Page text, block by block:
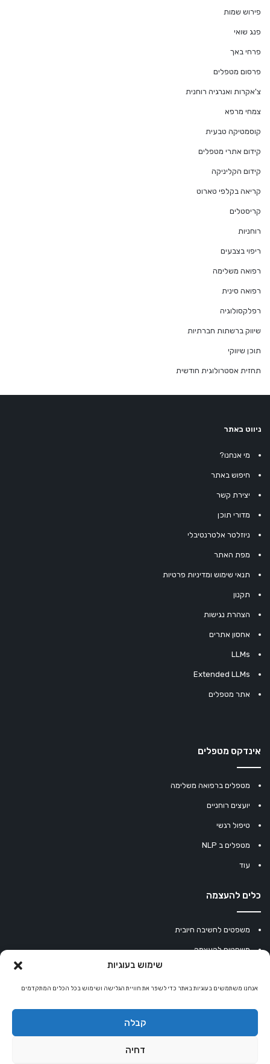
שימוש בעוגיות
אנחנו משתמשים בעוגיות באתר כדי לשפר את חוויית הגלישה ושימוש בכל הכלים המתקדמים
קבלה
דחיה
פירוש שמות
פנג שואי
פרחי באך
פרסום מטפלים
צ'אקרות ואנרגיה רוחנית
צמחי מרפא
קוסמטיקה טבעית
קידום אתרי מטפלים
קידום הקליניקה
קריאה בקלפי טארוט
קריסטלים
רוחניות
ריפוי בצבעים
רפואה משלימה
רפואה סינית
רפלקסולוגיה
שיווק ברשתות חברתיות
תוכן שיווקי
תחזית אסטרולוגית חודשית
ניווט באתר
מי אנחנו?
חיפוש באתר
יצירת קשר
מדורי תוכן
ניוזלטר אלטרנטיבלי
מפת האתר
תנאי שימוש ומדיניות פרטיות
תקנון
הצהרת נגישות
אחסון אתרים
LLMs
Extended LLMs
אתר מטפלים
אינדקס מטפלים
מטפלים ברפואה משלימה
יועצים רוחניים
טיפול רגשי
מטפלים ב NLP
עוד
כלים להעצמה
משפטים לחשיבה חיובית
משפטים להעצמה
מחשבון נומרולוגיה
קריסטלים למזלות